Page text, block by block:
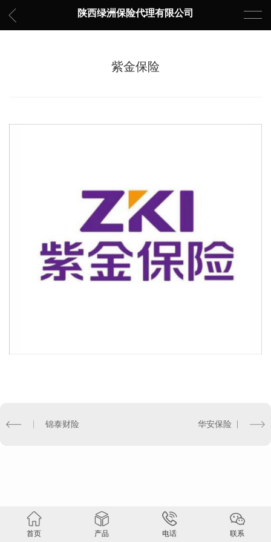
陕西绿洲保险代理有限公司
紫金保险
锦泰财险 华安保险
首页 产品 电话 联系